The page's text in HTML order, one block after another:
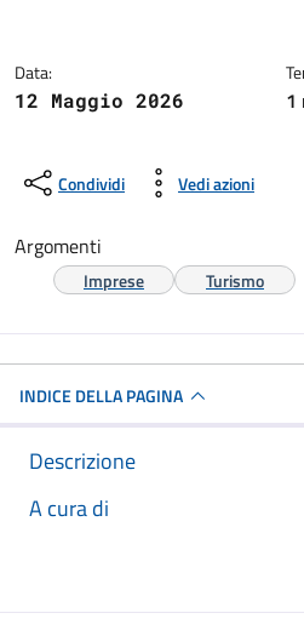
Data:
12 Maggio 2026
1
Condividi Vedi azioni
Argomenti
Imprese Turismo
INDICE DELLA PAGINA
Descrizione
A cura di